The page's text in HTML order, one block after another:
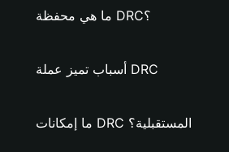
ما هي محفظة DRC؟
أسباب تميز عملة DRC
ما إمكانات DRC المستقبلية؟